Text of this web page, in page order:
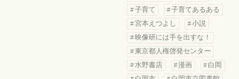
子育て
子育てあるある
宮本えつよし
小説
映像研には手を出すな！
東京都人権啓発センター
水野書店
漫画
白岡